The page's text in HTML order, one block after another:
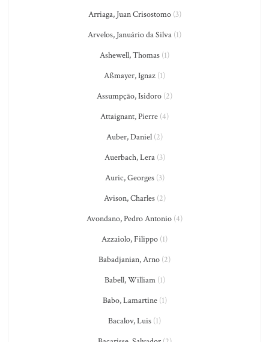
Arriaga, Juan Crisostomo(3)
Arvelos, Januário da Silva (1)
Ashewell, Thomas (1)
Aßmayer, Ignaz (1)
Assumpção, Isidoro (2)
Attaignant, Pierre (4)
Auber, Daniel (2)
Auerbach, Lera(3)
Auric, Georges(3)
Avison, Charles(2)
Avondano, Pedro Antonio (4)
Azzaiolo, Filippo (1)
Babadjanian, Arno (2)
Babell, William(1)
Babo, Lamartine(1)
Bacalov, Luis (1)